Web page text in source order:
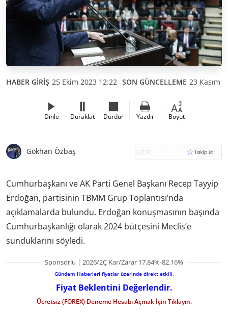
HABER GİRİŞ 25 Ekim 2023 12:22 SON GÜNCELLEME 23 Kasım
Dinle Duraklat Durdur Yazdır Boyut
Gökhan Özbaş
Cumhurbaşkanı ve AK Parti Genel Başkanı Recep Tayyip
Erdoğan, partisinin TBMM Grup Toplantısı’nda
açıklamalarda bulundu. Erdoğan konuşmasının başında
Cumhurbaşkanlığı olarak 2024 bütçesini Meclis’e
sunduklarını söyledi.
Sponsorlu | 2026/2Ç Kar/Zarar 17.84%-82.16%
Gündem Haberleri fiyatlar üzerinde direkt etkili.
Fiyat Beklentini Değerlendir.
Ücretsiz (FOREX) Deneme Hesabı Açmak İçin Tıklayın.